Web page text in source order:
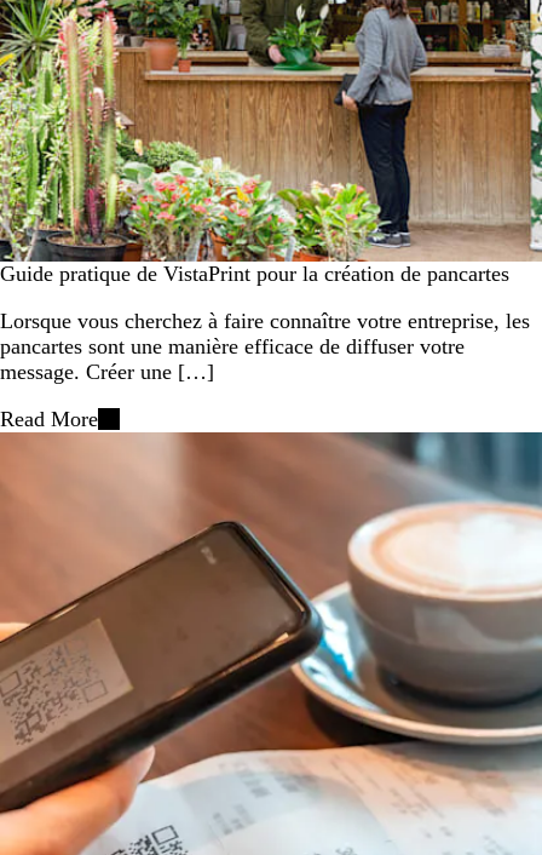
Guide pratique de VistaPrint pour la création de pancartes
Lorsque vous cherchez à faire connaître votre entreprise, les
pancartes sont une manière efficace de diffuser votre
message. Créer une […]
Read More